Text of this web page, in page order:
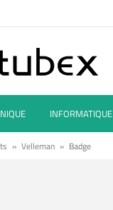
INFORMATIQUE
» Velleman » Badge